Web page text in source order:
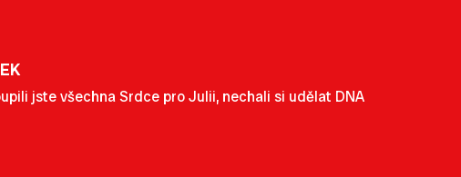
jste všechna Srdce pro Julii, nechali si udělat DNA